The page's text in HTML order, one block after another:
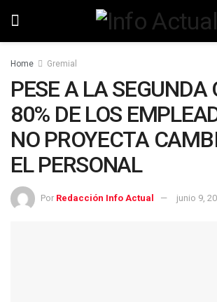
Home Gremial
PESE A LA SEGUNDA
80% DE LOS
NO PROYECTA
EL PERSONAL
Por Redacción Info Actual junio 9,